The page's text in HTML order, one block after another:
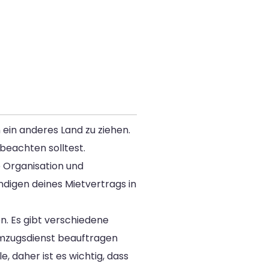
anderes Land zu ziehen.
solltest.
und
deines Mietvertrags in
Es gibt verschiedene
beauftragen
daher ist es wichtig, dass